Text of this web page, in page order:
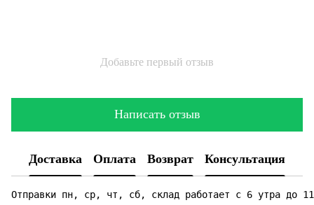
Добавьте первый отзыв
Написать отзыв
Доставка Оплата Возврат Консультация
Отправки пн, ср, чт, сб, склад работает с 6 утра до